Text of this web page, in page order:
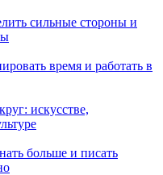
сильные стороны и
время и работать в
искусстве,
больше и писать